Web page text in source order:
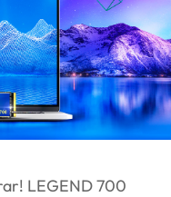
LEGEND 700